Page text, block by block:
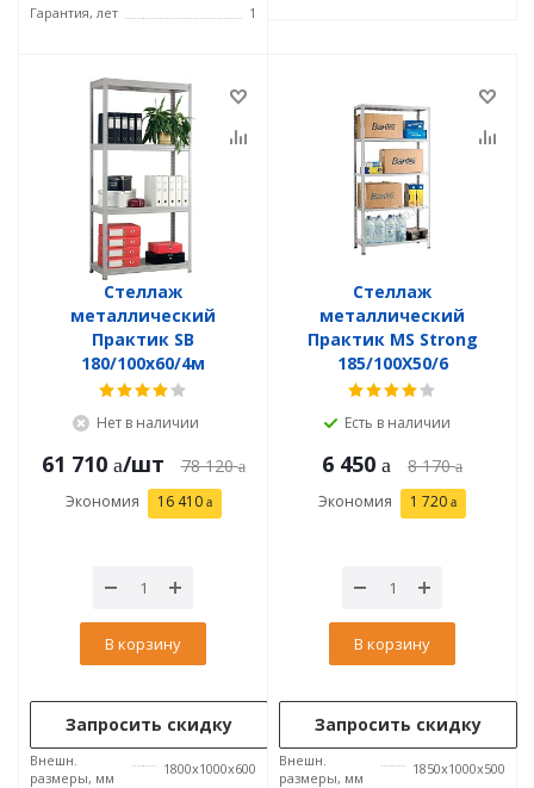
Гарантия, лет
1
Стеллаж
металлический
Практик SB
180/100x60/4м
Нет в наличии
61 710 /шт 78 120
Экономия 16 410
В корзину
Запросить скидку
Внешн.
размеры, мм
1800x1000x600
Стеллаж
металлический
Практик MS Strong
185/100X50/6
Есть в наличии
6 450 8 170
Экономия 1 720
В корзину
Запросить скидку
Внешн.
размеры, мм
1850x1000x500